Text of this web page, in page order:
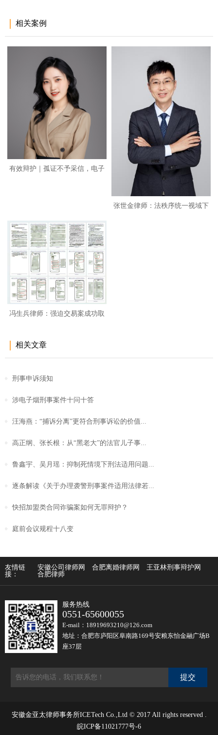
相关案例
有效辩护｜孤证不予采信，电子
张世金律师：法秩序统一视域下
冯生兵律师：强迫交易案成功取
相关文章
刑事申诉须知
涉电子烟刑事案件十问十答
汪海燕：“捕诉分离”更符合刑事诉讼的价值...
高正纲、张长根：从“黑老大”的法官儿子事...
鲁鑫宇、吴月瑶：抑制死情境下刑法适用问题...
逐条解读《关于办理袭警刑事案件适用法律若...
快招加盟类合同诈骗案如何无罪辩护？
庭前会议规程十八变
友情链
接：
安徽公司律师网 合肥离婚律师网
王亚林刑事辩护网
合肥律师
服务热线
0551-65600055
E-mail：18919693210@126.com
地址：合肥市庐阳区阜南路169号安粮东怡金融广场B
座37层
安徽金亚太律师事务所ICETech Co.,Ltd © 2017 All rights reserved .
皖ICP备11021777号-6